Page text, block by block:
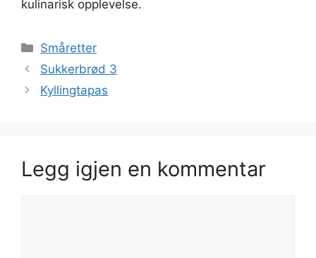
kulinarisk opplevelse.
Kategorier
Småretter
Sukkerbrød 3
Kyllingtapas
Legg igjen en kommentar